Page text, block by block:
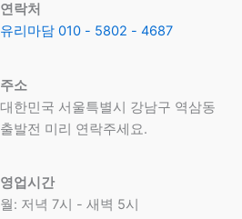
연락처
유리마담 010 - 5802 - 4687
주소
대한민국 서울특별시 강남구 역삼동
​출발전 미리 연락주세요.
영업시간
월: 저녁 7시 - 새벽 5시